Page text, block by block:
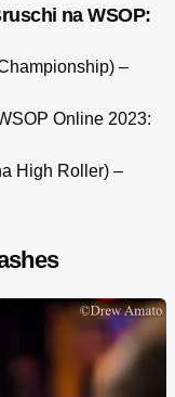
na WSOP:
–
Online 2023:
High Roller) –